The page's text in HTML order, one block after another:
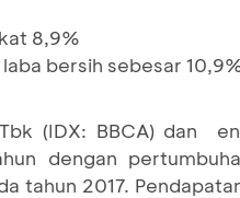
8,9%
bersih sebesar
(IDX: BBCA) dan
dengan
tahun 2017.